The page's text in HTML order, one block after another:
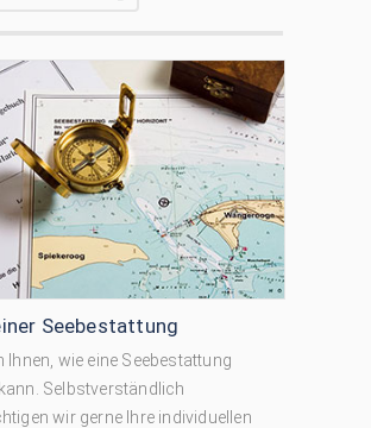
Seebestattung
Ihnen, wie eine Seebestattung
Selbstverständlich
wir gerne Ihre individuellen